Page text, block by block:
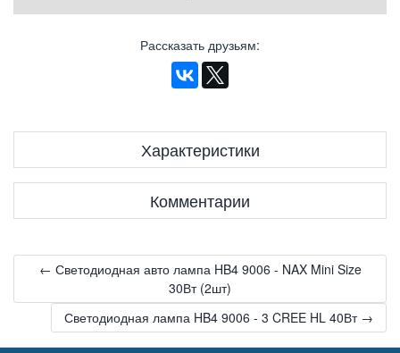
Рассказать друзьям:
Характеристики
Комментарии
← Светодиодная авто лампа HB4 9006 - NAX Mini Size
30Вт (2шт)
Светодиодная лампа HB4 9006 - 3 CREE HL 40Вт →